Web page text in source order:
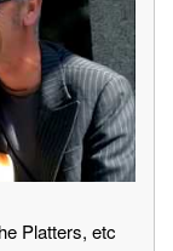
Platters, etc